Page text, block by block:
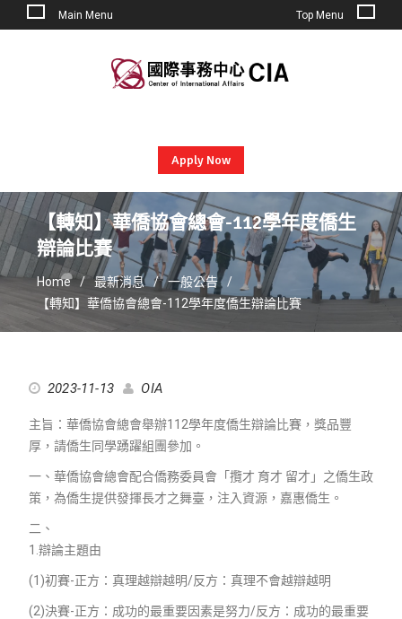
Main Menu Top Menu
Apply Now
【轉知】華僑協會總會-112學年度僑生
辯論比賽
Home 最新消息
一般公告
【轉知】華僑協會總會-112學年度僑生辯論比賽
2023-11-13 OIA
主旨：華僑協會總會舉辦112學年度僑生辯論比賽，獎品豐
厚，請僑生同學踴躍組團參加。
一、華僑協會總會配合僑務委員會「攬才 育才 留才」之僑生政
策，為僑生提供發揮長才之舞臺，注入資源，嘉惠僑生。
二、
1.辯論主題由
(1)初賽-正方：真理越辯越明/反方：真理不會越辯越明
(2)決賽-正方：成功的最重要因素是努力/反方：成功的最重要